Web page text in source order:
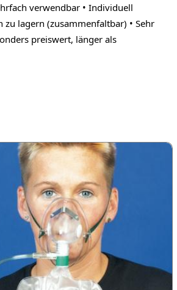
verwendbar • Individuell
zu lagern (zusammenfaltbar) • Sehr
preiswert, länger als